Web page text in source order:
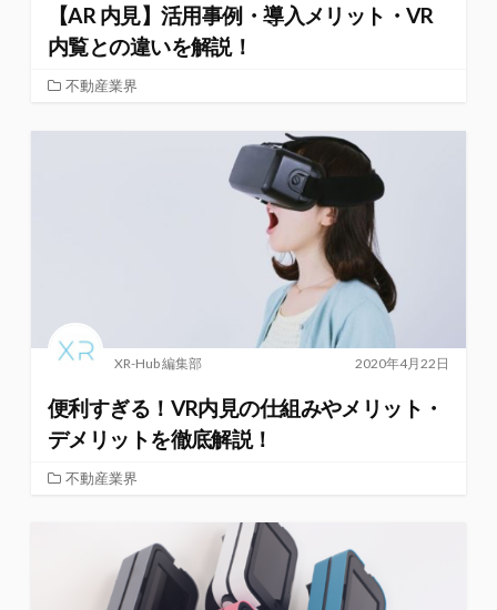
【AR 内見】活用事例・導入メリット・VR
内覧との違いを解説！
不動産業界
2020年4月22日
XR-Hub 編集部
便利すぎる！VR内見の仕組みやメリット・
デメリットを徹底解説！
不動産業界